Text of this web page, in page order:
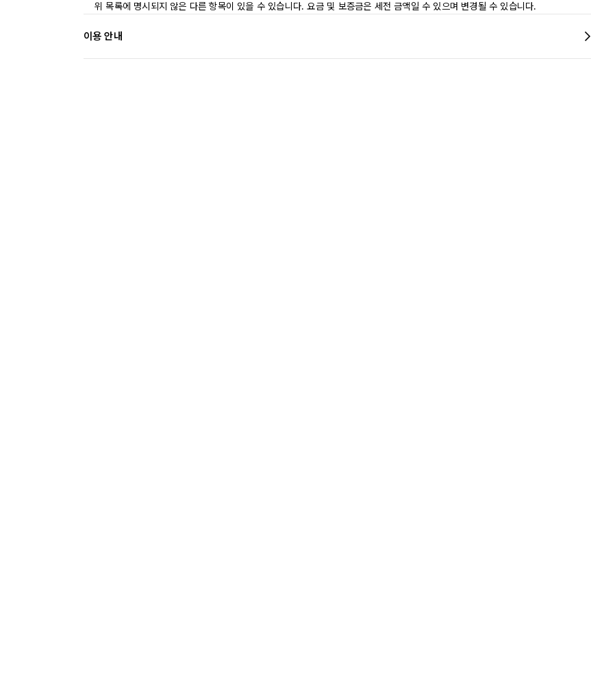
위 목록에 명시되지 않은 다른 항목이 있을 수 있습니다. 요금 및 보증금은 세전 금액일 수 있으며 변경될 수 있습니다.
이용 안내